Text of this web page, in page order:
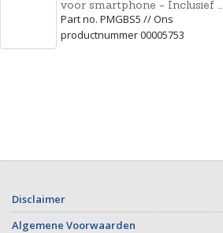
voor smartphone - Inclusief ...
Part no. PMGBS5 // Ons
productnummer 00005753
Disclaimer
Algemene Voorwaarden